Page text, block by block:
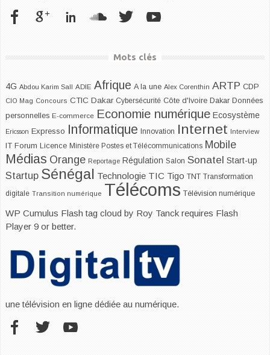
Mots clés
4G Abdou Karim Sall ADIE Afrique A la une Alex Corenthin ARTP CDP
CIO Mag Concours CTIC Dakar Cybersécurité Côte d'Ivoire Dakar Données
personnelles E-commerce Economie numérique Ecosystème
Ericsson Expresso Informatique Innovation Internet Interview
IT Forum Licence Ministère Postes et Télécommunications Mobile
Médias Orange Reportage Régulation Salon Sonatel Start-up
Startup Sénégal Technologie TIC Tigo TNT Transformation
digitale Transition numérique Télécoms Télévision numérique
WP Cumulus Flash tag cloud by Roy Tanck requires Flash
Player 9 or better.
une télévision en ligne dédiée au numérique.